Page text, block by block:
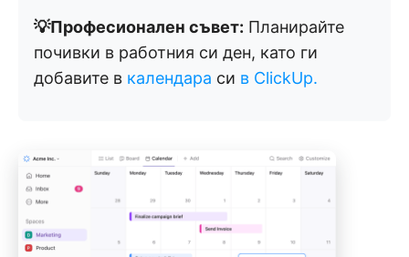
💡Професионален съвет: Планирайте
почивки в работния си ден, като ги
добавите в календара си в ClickUp.